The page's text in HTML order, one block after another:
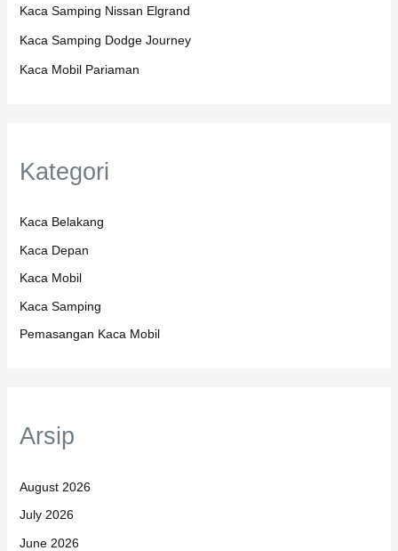
Kaca Samping Nissan Elgrand
Kaca Samping Dodge Journey
Kaca Mobil Pariaman
Kategori
Kaca Belakang
Kaca Depan
Kaca Mobil
Kaca Samping
Pemasangan Kaca Mobil
Arsip
August 2026
July 2026
June 2026